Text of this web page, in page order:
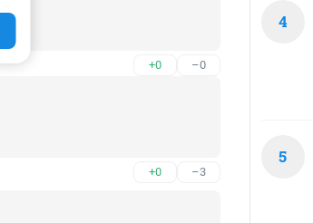
+0 –0
+0 –3
4
5